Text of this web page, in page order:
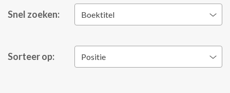
Snel zoeken: Boektitel
Sorteer op: Positie